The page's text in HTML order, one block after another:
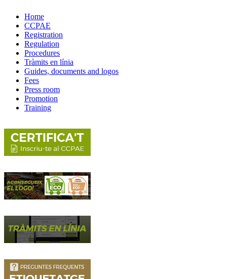
Home
CCPAE
Registration
Regulation
Procedures
Tràmits en línia
Guides, documents and logos
Fees
Press room
Promotion
Training